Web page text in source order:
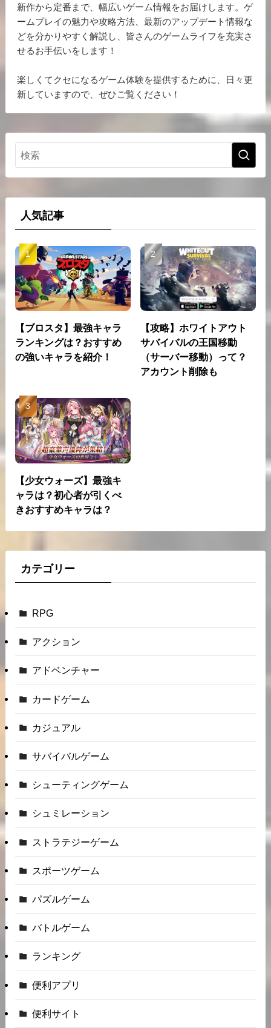
新作から定番まで、幅広いゲーム情報をお届けします。ゲ
ームプレイの魅力や攻略方法、最新のアップデート情報な
どを分かりやすく解説し、皆さんのゲームライフを充実さ
せるお手伝いをします！
楽しくてクセになるゲーム体験を提供するために、日々更
新していますので、ぜひご覧ください！
人気記事
【ブロスタ】最強キャラ
ランキングは？おすすめ
の強いキャラを紹介！
【攻略】ホワイトアウト
サバイバルの王国移動
（サーバー移動）って？
アカウント削除も
【少女ウォーズ】最強キ
ャラは？初心者が引くべ
きおすすめキャラは？
カテゴリー
RPG
アクション
アドベンチャー
カードゲーム
カジュアル
サバイバルゲーム
シューティングゲーム
シュミレーション
ストラテジーゲーム
スポーツゲーム
パズルゲーム
バトルゲーム
ランキング
便利アプリ
便利サイト